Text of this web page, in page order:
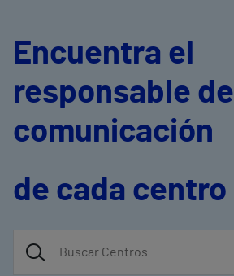
Encuentra el
responsable de
comunicación
de cada centro